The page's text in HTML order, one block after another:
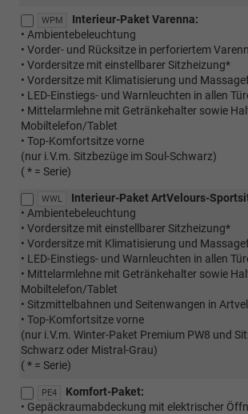
WPM
Interieur-Paket Varenna:
• Ambientebeleuchtung
• Vorder- und Rücksitze in perforiertem
• Vordersitze mit einstellbarer Sitzheizung*
• Vordersitze mit Klimatisierung und
• LED-Einstiegs- und Warnleuchten in allen
• Mittelarmlehne mit Getränkehalter sowie
Mobiltelefon/Tablet
• Top-Komfortsitze vorne
(nur i.V.m. Sitzbezüge im Soul-Schwarz)
( * = Serie)
WWL
Interieur-Paket ArtVelours-
• Ambientebeleuchtung
• Vordersitze mit einstellbarer Sitzheizung*
• Vordersitze mit Klimatisierung und
• LED-Einstiegs- und Warnleuchten in allen
• Mittelarmlehne mit Getränkehalter sowie
Mobiltelefon/Tablet
• Sitzmittelbahnen und Seitenwangen in
• Top-Komfortsitze vorne
(nur i.V.m. Winter-Paket Premium PW8 und
Schwarz oder Mistral-Grau)
( * = Serie)
PE4
Komfort-Paket:
• Gepäckraumabdeckung mit elektrischer